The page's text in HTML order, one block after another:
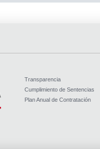
Transparencia
Cumplimiento de Sentencias
Plan Anual de Contratación